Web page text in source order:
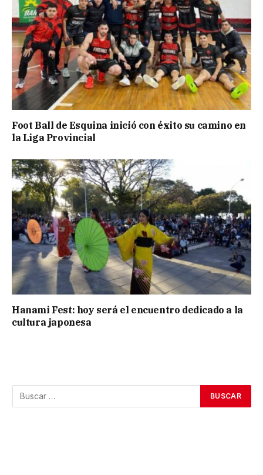
Foot Ball de Esquina inició con éxito su camino en
la Liga Provincial
Hanami Fest: hoy será el encuentro dedicado a la
cultura japonesa